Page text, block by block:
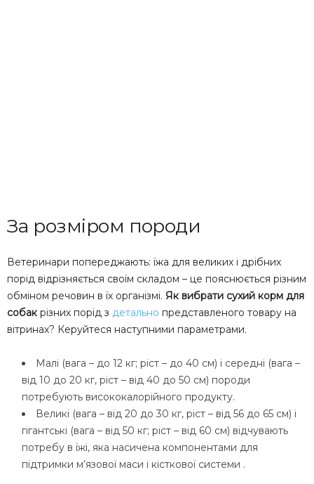
За розміром породи
Ветеринари попереджають: їжа для великих і дрібних
порід відрізняється своїм складом – це пояснюється різним
обміном речовин в їх організмі. Як вибрати сухий корм для
собак різних порід з детально представленого товару на
вітринах? Керуйтеся наступними параметрами.
Малі (вага – до 12 кг; ріст – до 40 см) і середні (вага –
від 10 до 20 кг, ріст – від 40 до 50 см) породи
потребують висококалорійного продукту.
Великі (вага – від 20 до 30 кг, ріст – від 56 до 65 см) і
гігантські (вага – від 50 кг; ріст – від 60 см) відчувають
потребу в їжі, яка насичена компонентами для
підтримки м’язової маси і кісткової системи .